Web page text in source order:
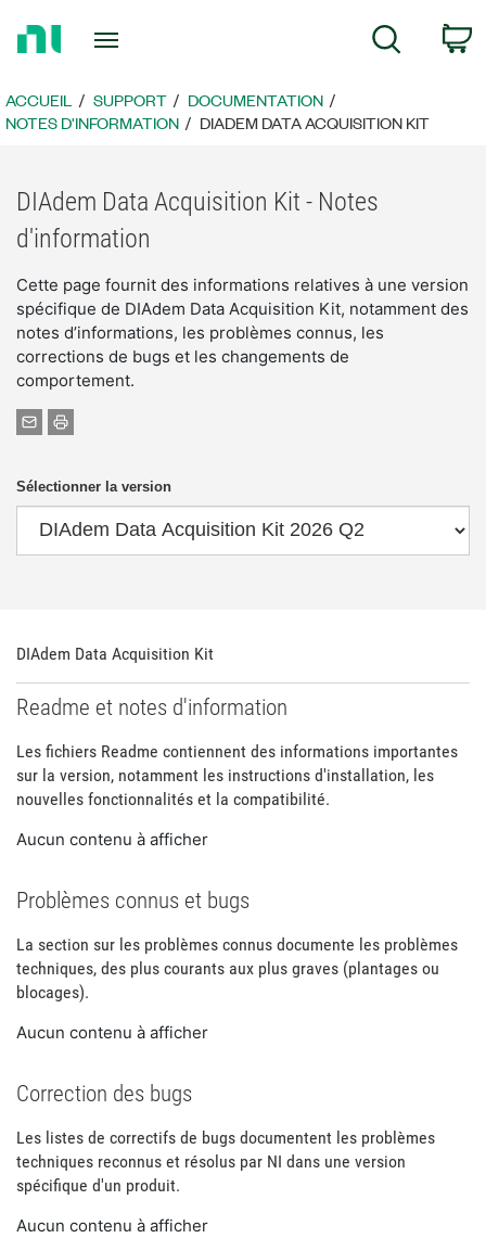
page
d’accueil
ACCUEIL SUPPORT
DOCUMENTATION
NOTES D'INFORMATION
DIADEM DATA ACQUISITION KIT
DIAdem Data Acquisition Kit - Notes
d'information
Cette page fournit des informations relatives à une version
spécifique de DIAdem Data Acquisition Kit, notamment des
notes d’informations, les problèmes connus, les
corrections de bugs et les changements de
comportement.
Sélectionner la version
DIAdem Data Acquisition Kit
Readme et notes d'information
Les fichiers Readme contiennent des informations importantes
sur la version, notamment les instructions d'installation, les
nouvelles fonctionnalités et la compatibilité.
Aucun contenu à afficher
Problèmes connus et bugs
La section sur les problèmes connus documente les problèmes
techniques, des plus courants aux plus graves (plantages ou
blocages).
Aucun contenu à afficher
Correction des bugs
Les listes de correctifs de bugs documentent les problèmes
techniques reconnus et résolus par NI dans une version
spécifique d'un produit.
Aucun contenu à afficher